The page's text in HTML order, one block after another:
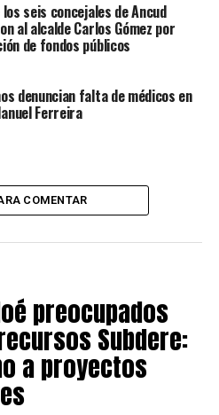
seis concejales de Ancud
al alcalde Carlos Gómez por
de fondos públicos
denuncian falta de médicos en
Ferreira
COMENTAR
preocupados
Subdere:
a proyectos